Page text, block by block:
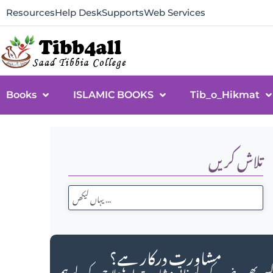
ResourcesHelp DeskSupportsWeb Services
Books ISLAMIC BOOKS Tib_o_Hikmat
تلاش کریں
مشاورت درکار ہے؟